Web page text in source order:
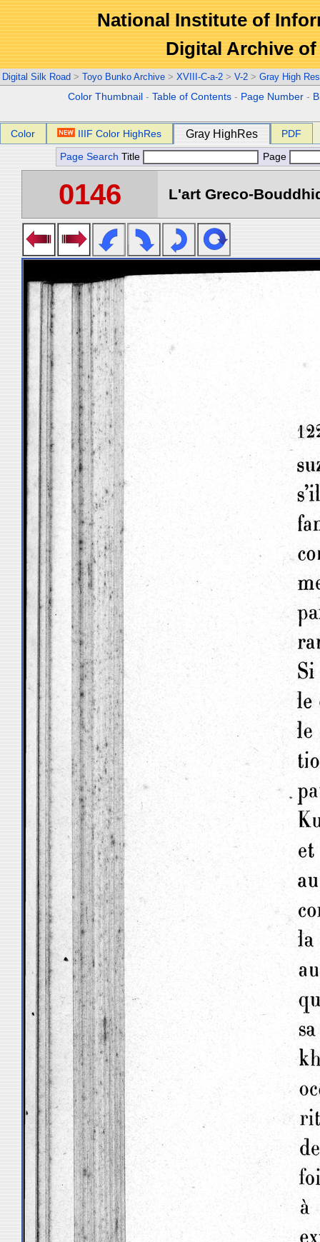
National Institute of
Digital Archive
Digital Silk Road > Toyo Bunko Archive > XVIII-C-a-2 > V-2 > Gray High
Color Thumbnail -Table of Contents - Page Number -
Color IIIF Color HighRes Gray HighRes PDF
Page Search Title Page
0146 L'art Greco-